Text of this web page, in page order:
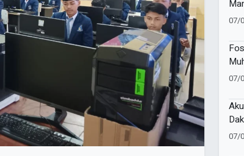
07/
07/
07/